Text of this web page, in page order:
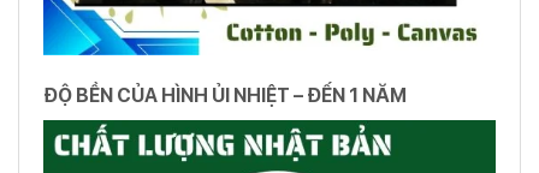
ĐỘ BỀN CỦA HÌNH ỦI NHIỆT – ĐẾN 1 NĂM